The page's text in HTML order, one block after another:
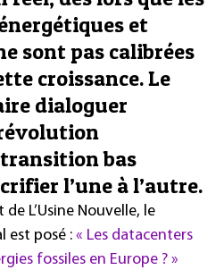
et
sont pas calibrées
croissance. Le
dialoguer
bas
l’une à l’autre.
L’Usine Nouvelle, le
est posé : « Les datacenters
fossiles en Europe ? »